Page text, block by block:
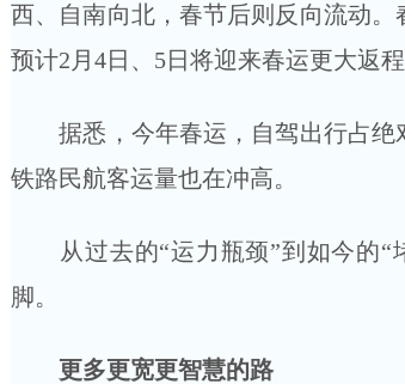
西、自南向北，春节后则反向流动
预计2月4日、5日将迎来春运更大返程
据悉，今年春运，自驾出行占绝
铁路民航客运量也在冲高。
从过去的“运力瓶颈”到如今的“
脚。
更多更宽更智慧的路